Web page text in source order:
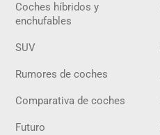
Coches híbridos y
enchufables
SUV
Rumores de coches
Comparativa de coches
Futuro